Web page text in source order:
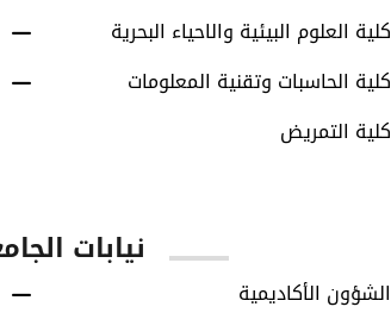
كلية العلوم البيئية والاحياء البحرية
كلية الحاسبات وتقنية المعلومات
كلية التمريض
نيابات
الشؤون الأكاديمية